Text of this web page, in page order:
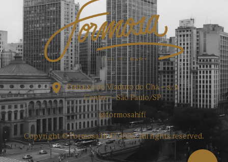
Embaixo do Viaduto do Chá – s/n
Centro – São Paulo/SP
@formosahifi
Copyright © Formosa Hi-Fi 2025. All rights reserved.